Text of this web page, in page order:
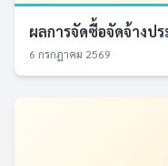
ผลการจัดซื้อจัดจ้างป
6 กรกฎาคม 2569